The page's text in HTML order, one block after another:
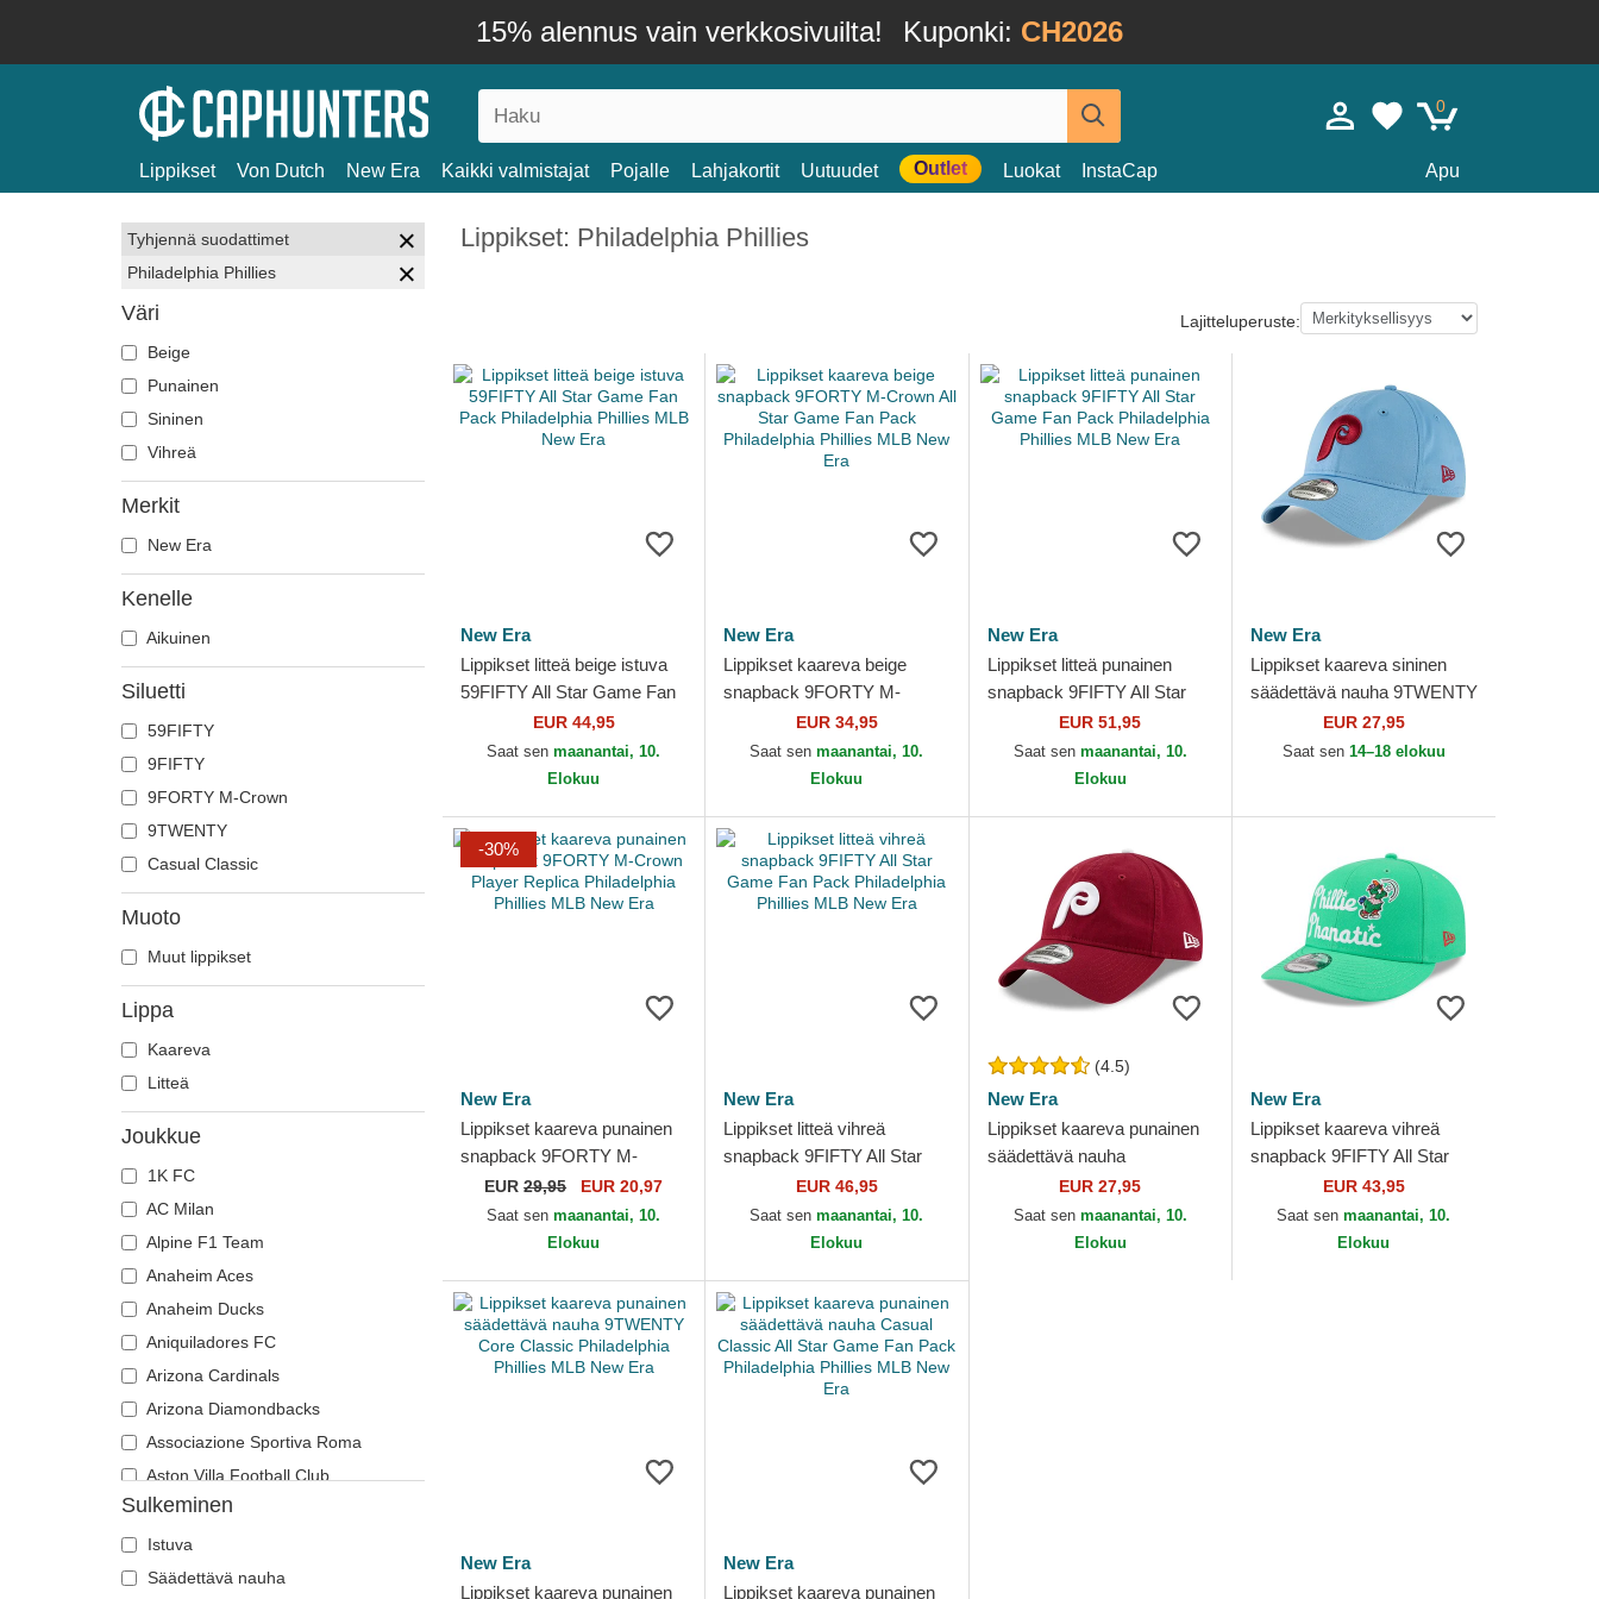
15% alennus vain verkkosivuilta! Kuponki: CH2026
0
Lippikset Von Dutch New Era Kaikki valmistajat Pojalle Lahjakortit Uutuudet Outlet Luokat InstaCap Apu
Tyhjennä suodattimet
Philadelphia Phillies
Väri
Beige
Punainen
Sininen
Vihreä
Merkit
New Era
Kenelle
Aikuinen
Siluetti
59FIFTY
9FIFTY
9FORTY M-Crown
9TWENTY
Casual Classic
Muoto
Muut lippikset
Lippa
Kaareva
Litteä
Joukkue
1K FC
AC Milan
Alpine F1 Team
Anaheim Aces
Anaheim Ducks
Aniquiladores FC
Arizona Cardinals
Arizona Diamondbacks
Associazione Sportiva Roma
Aston Villa Football Club
Atlanta Braves
Atlanta Falcons
Atlanta Hawks
Sulkeminen
Istuva
Säädettävä nauha
Lippikset: Philadelphia Phillies
Lajitteluperuste:
New Era
Lippikset litteä beige istuva
59FIFTY All Star Game Fan
Pack Philadelphia Phillies
MLB New Era
EUR 44,95
Saat senmaanantai, 10.
Elokuu
New Era
Lippikset kaareva beige
snapback 9FORTY M-
Crown All Star Game Fan
Pack Philadelphia Phillies
EUR 34,95
Saat senmaanantai, 10.
Elokuu
New Era
Lippikset litteä punainen
snapback 9FIFTY All Star
Game Fan Pack Philadelphia
Phillies MLB New Era
EUR 51,95
Saat sen maanantai, 10.
Elokuu
New Era
Lippikset kaareva sininen
säädettävä nauha 9TWENTY
Core Classic Philadelphia
Phillies MLB New Era
EUR 27,95
Saat sen 14–18 elokuu
-30%
New Era
Lippikset kaareva punainen
snapback 9FORTY M-
Crown Player Replica
Philadelphia Phillies MLB
EUR29,95 EUR 20,97
Saat senmaanantai, 10.
Elokuu
New Era
Lippikset litteä vihreä
snapback 9FIFTY All Star
Game Fan Pack Philadelphia
Phillies MLB New Era
EUR 46,95
Saat senmaanantai, 10.
Elokuu
(4.5)
New Era
Lippikset kaareva punainen
säädettävä nauha
9TWENTY Core Classic
Philadelphia Phillies MLB
EUR 27,95
Saat sen maanantai, 10.
Elokuu
New Era
Lippikset kaareva vihreä
snapback 9FIFTY All Star
Game Fan Pack Philadelphia
Phillies MLB New Era
EUR 43,95
Saat senmaanantai, 10.
Elokuu
New Era
Lippikset kaareva punainen
New Era
Lippikset kaareva punainen